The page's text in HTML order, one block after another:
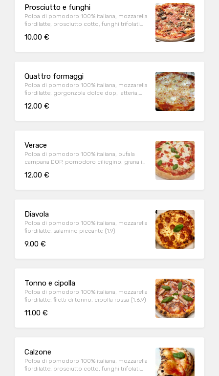
Prosciutto e funghi
Polpa di pomodoro 100% italiana, mozzarella
fiordilatte, prosciutto cotto, funghi trifolati
10.00 €
Quattro formaggi
Polpa di pomodoro 100% italiana, mozzarella
fiordilatte, gorgonzola dolce dop, latteria,
12.00 €
Verace
Polpa di pomodoro 100% italiana, bufala
campana DOP, pomodoro ciliegino, grana in
12.00 €
Diavola
Polpa di pomodoro 100% italiana, mozzarella
fiordilatte, salamino piccante (1,9)
9.00 €
Tonno e cipolla
Polpa di pomodoro 100% italiana, mozzarella
fiordilatte, filetti di tonno, cipolla rossa (1,6,9)
11.00 €
Calzone
Polpa di pomodoro 100% italiana, mozzarella
fiordilatte, prosciutto cotto, funghi trifolati